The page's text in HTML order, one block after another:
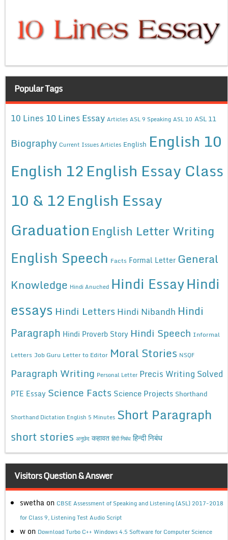
Popular Tags
10 Lines 10 Lines Essay Articles ASL 9 Speaking ASL 10 ASL 11
Biography Current Issues Articles English English 10
English 12English Essay Class
10 & 12English Essay
Graduation English Letter Writing
English Speech Facts Formal Letter General
Knowledge Hindi Anuched Hindi EssayHindi
essays Hindi Letters Hindi Nibandh Hindi
Paragraph Hindi Proverb Story Hindi Speech Informal
Letters Job Guru Letter to Editor Moral Stories NSQF
Paragraph Writing Personal Letter Precis Writing Solved
PTE Essay Science Facts Science Projects Shorthand
Shorthand Dictation English 5 Minutes Short Paragraph
short stories अनुछेद कहावत हिंदी निबंध हिन्दी निबंध
Visitors Question & Answer
swetha on CBSE Assessment of Speaking and Listening (ASL) 2017-2018
for Class 9, Listening Test Audio Script
w on Download Turbo C++ Windows 4.5 Software for Computer Science